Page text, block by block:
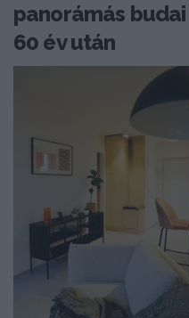
panorámás
60 év után